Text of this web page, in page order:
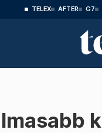
TELEX AFTER G7